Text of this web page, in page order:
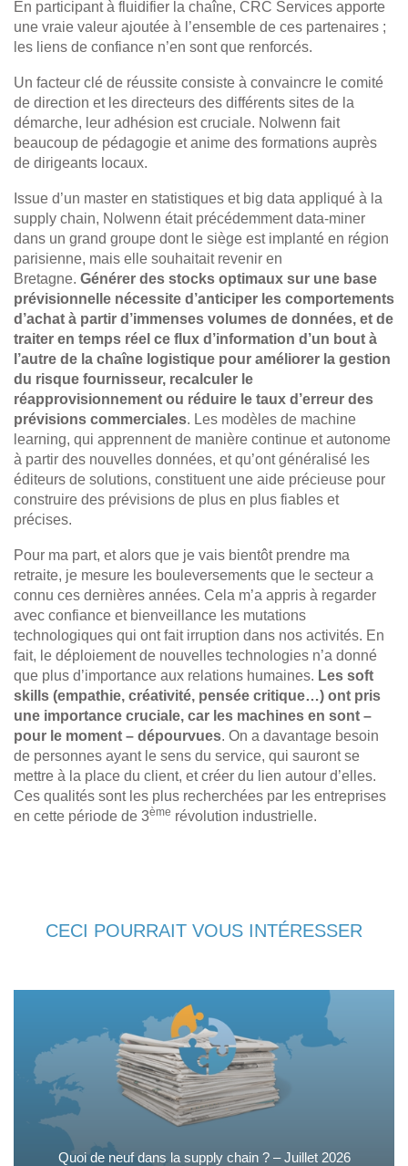
En participant à fluidifier la chaîne, CRC Services apporte
une vraie valeur ajoutée à l’ensemble de ces partenaires ;
les liens de confiance n’en sont que renforcés.
Un facteur clé de réussite consiste à convaincre le comité
de direction et les directeurs des différents sites de la
démarche, leur adhésion est cruciale. Nolwenn fait
beaucoup de pédagogie et anime des formations auprès
de dirigeants locaux.
Issue d’un master en statistiques et big data appliqué à la
supply chain, Nolwenn était précédemment data-miner
dans un grand groupe dont le siège est implanté en région
parisienne, mais elle souhaitait revenir en
Bretagne. Générer des stocks optimaux sur une base
prévisionnelle nécessite d’anticiper les comportements
d’achat à partir d’immenses volumes de données, et de
traiter en temps réel ce flux d’information d’un bout à
l’autre de la chaîne logistique pour améliorer la gestion
du risque fournisseur, recalculer le
réapprovisionnement ou réduire le taux d’erreur des
prévisions commerciales. Les modèles de machine
learning, qui apprennent de manière continue et autonome
à partir des nouvelles données, et qu’ont généralisé les
éditeurs de solutions, constituent une aide précieuse pour
construire des prévisions de plus en plus fiables et
précises.
Pour ma part, et alors que je vais bientôt prendre ma
retraite, je mesure les bouleversements que le secteur a
connu ces dernières années. Cela m’a appris à regarder
avec confiance et bienveillance les mutations
technologiques qui ont fait irruption dans nos activités. En
fait, le déploiement de nouvelles technologies n’a donné
que plus d’importance aux relations humaines. Les soft
skills (empathie, créativité, pensée critique…) ont pris
une importance cruciale, car les machines en sont –
pour le moment – dépourvues. On a davantage besoin
de personnes ayant le sens du service, qui sauront se
mettre à la place du client, et créer du lien autour d’elles.
Ces qualités sont les plus recherchées par les entreprises
en cette période de 3ème révolution industrielle.
CECI POURRAIT VOUS INTÉRESSER
Quoi de neuf dans la supply chain ? – Juillet 2026